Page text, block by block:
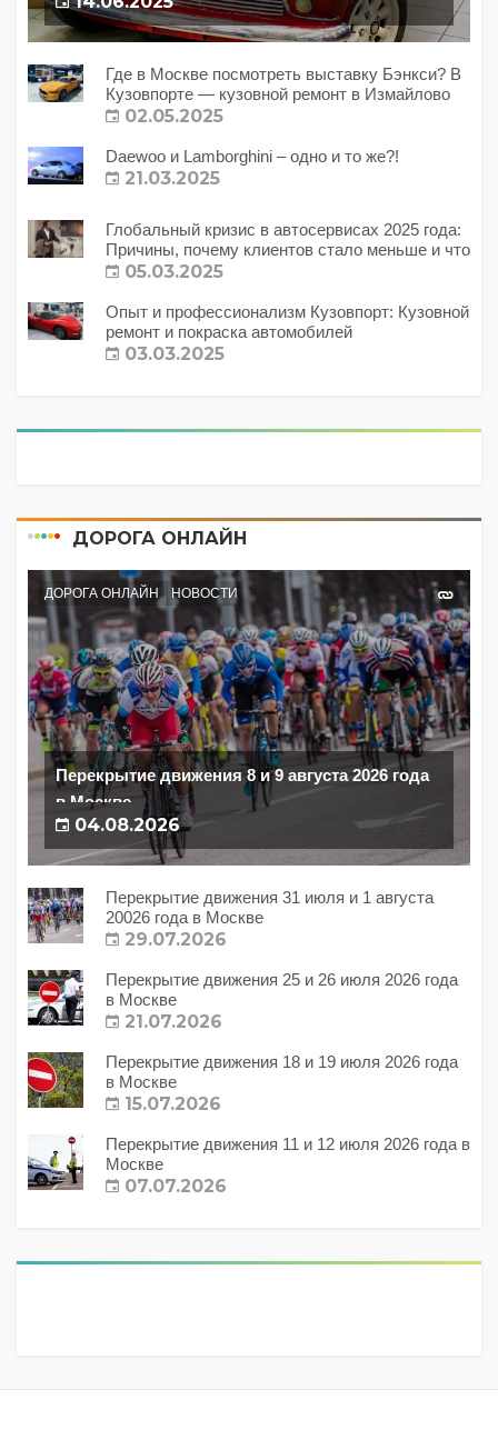
Где в Москве посмотреть выставку Бэнкси? В
Кузовпорте — кузовной ремонт в Измайлово
02.05.2025
Daewoo и Lamborghini – одно и то же?!
21.03.2025
Глобальный кризис в автосервисах 2025 года:
Причины, почему клиентов стало меньше и что
с этим делать?
05.03.2025
Опыт и профессионализм Кузовпорт: Кузовной
ремонт и покраска автомобилей
03.03.2025
ДОРОГА ОНЛАЙН
ДОРОГА ОНЛАЙН НОВОСТИ
Перекрытие движения 8 и 9 августа 2026 года
в Москве
04.08.2026
Перекрытие движения 31 июля и 1 августа
20026 года в Москве
29.07.2026
Перекрытие движения 25 и 26 июля 2026 года
в Москве
21.07.2026
Перекрытие движения 18 и 19 июля 2026 года
в Москве
15.07.2026
Перекрытие движения 11 и 12 июля 2026 года в
Москве
07.07.2026